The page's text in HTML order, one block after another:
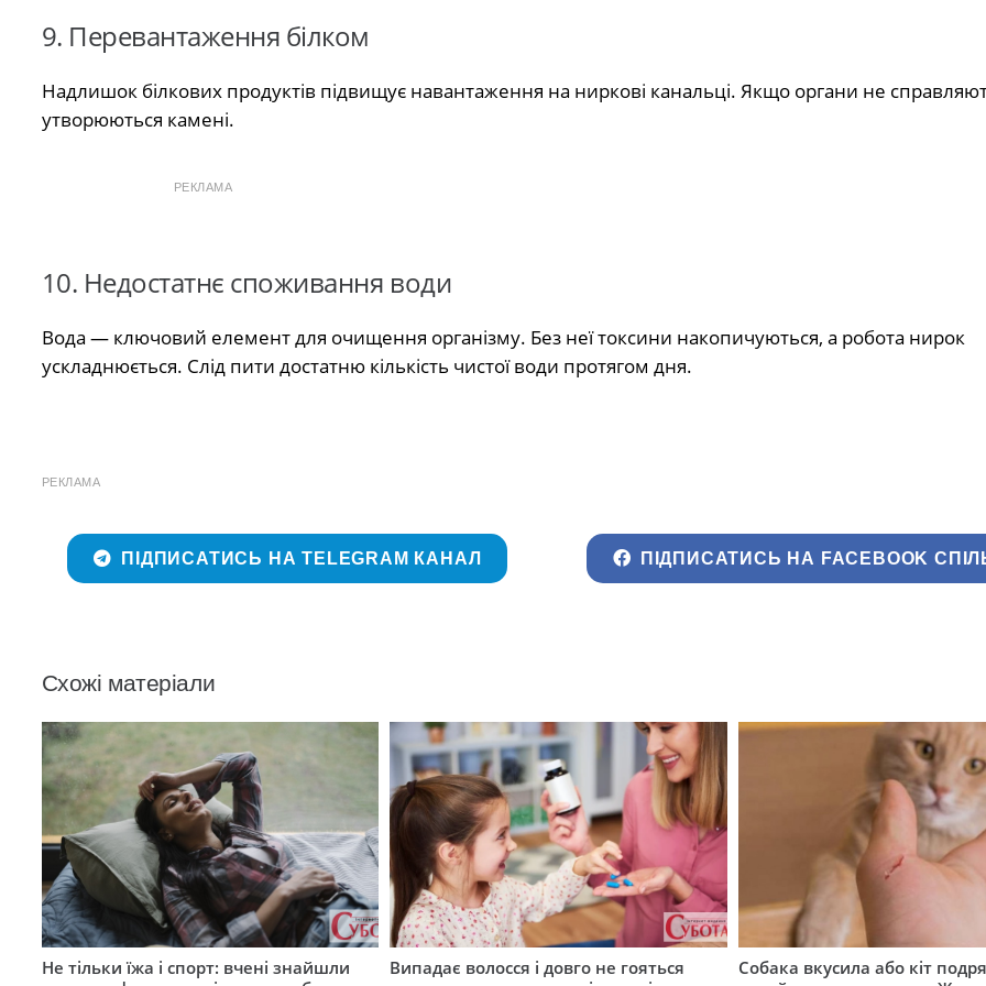
9. Перевантаження білком
Надлишок білкових продуктів підвищує навантаження на ниркові канальці. Якщо органи не
утворюються камені.
РЕКЛАМА
10. Недостатнє споживання води
Вода — ключовий елемент для очищення організму. Без неї токсини накопичуються, а робота нирок
ускладнюється. Слід пити достатню кількість чистої води протягом дня.
РЕКЛАМА
ПІДПИСАТИСЬ НА TELEGRAM КАНАЛ ПІДПИСАТИСЬ НА FACEBOOK
Схожі матеріали
Не тільки їжа і спорт: вчені знайшли
Випадає волосся і довго не гояться
Собака вкусила або кіт